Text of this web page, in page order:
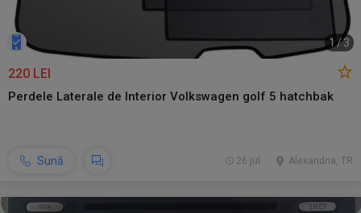
1 /3
220 LEI
Perdele Laterale de Interior Volkswagen golf 5 hatchbak
Sună Alexandria, TR
26 jul.